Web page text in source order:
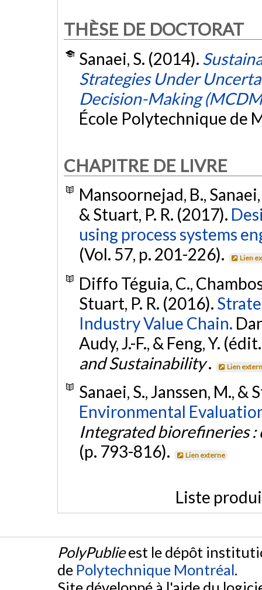
THÈSE DE DOCTORAT
Sanaei, S. (2014).
Strategies Under
Decision-Making
École Polytechnique de
CHAPITRE DE LIVRE
Mansoornejad, B., Sanaei,
& Stuart, P. R. (2017).
using process systems
(Vol. 57, p. 201-226).
Lien
Diffo Téguia, C.,
Stuart, P. R. (2016).
Industry Value Chain.
Audy, J.-F., & Feng, Y.
and Sustainability. Lien
Sanaei, S., Janssen, M., &
Environmental
Integrated biorefineries :
(p. 793-816).
Lien externe
Liste
PolyPublieest le dépôt
de Polytechnique Montréal.